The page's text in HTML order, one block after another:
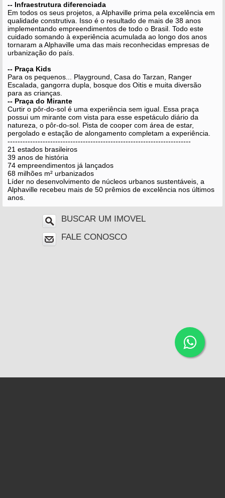
-- Infraestrutura diferenciada
Em todos os seus projetos, a Alphaville prima pela excelência em
qualidade construtiva. Isso é o resultado de mais de 38 anos
implementando empreendimentos de todo o Brasil. Todo este
cuidado somando à experiência acumulada ao longo dos anos
tornaram a Alphaville uma das mais reconhecidas empresas de
urbanização do país.
-- Praça Kids
Para os pequenos... Playground, Casa do Tarzan, Ranger
Escalada, gangorra dupla, bosque dos Oitis e muita diversão
para as crianças.
-- Praça do Mirante
Curtir o pôr-do-sol é uma experiência sem igual. Essa praça
possui um mirante com vista para esse espetáculo diário da
natureza, o pôr-do-sol. Pista de cooper com área de estar,
pergolado e estação de alongamento completam a experiência.
-------------------------------------------------------------------------
21 estados brasileiros
39 anos de história
74 empreendimentos já lançados
68 milhões m² urbanizados
Líder no desenvolvimento de núcleos urbanos sustentáveis, a
Alphaville recebeu mais de 50 prêmios de excelência nos últimos
anos.
BUSCAR UM IMOVEL
FALE CONOSCO